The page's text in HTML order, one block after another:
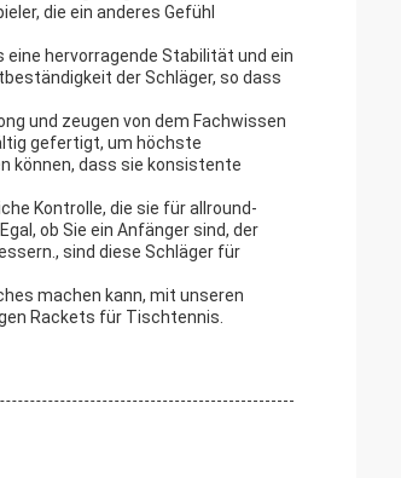
die ein anderes Gefühl
hervorragende Stabilität und ein
der Schläger, so dass
und zeugen von dem Fachwissen
gefertigt, um höchste
können, dass sie konsistente
Kontrolle, die sie für allround-
ob Sie ein Anfänger sind, der
sind diese Schläger für
machen kann, mit unseren
Rackets für Tischtennis.